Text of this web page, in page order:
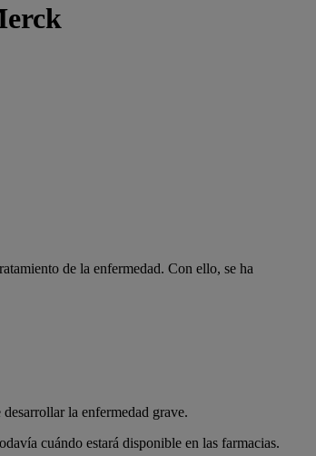
de la enfermedad. Con ello, se ha
la enfermedad grave.
cuándo estará disponible en las farmacias.